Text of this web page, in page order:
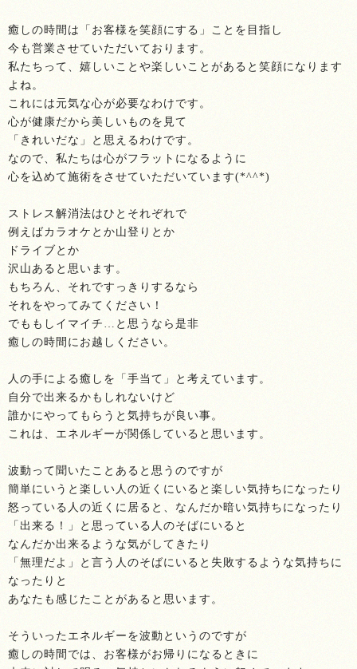
癒しの時間は「お客様を笑顔にする」ことを目指し
今も営業させていただいております。
私たちって、嬉しいことや楽しいことがあると笑顔になります
よね。
これには元気な心が必要なわけです。
心が健康だから美しいものを見て
「きれいだな」と思えるわけです。
なので、私たちは心がフラットになるように
心を込めて施術をさせていただいています(*^^*)
ストレス解消法はひとそれぞれで
例えばカラオケとか山登りとか
ドライブとか
沢山あると思います。
もちろん、それですっきりするなら
それをやってみてください！
でももしイマイチ…と思うなら是非
癒しの時間にお越しください。
人の手による癒しを「手当て」と考えています。
自分で出来るかもしれないけど
誰かにやってもらうと気持ちが良い事。
これは、エネルギーが関係していると思います。
波動って聞いたことあると思うのですが
簡単にいうと楽しい人の近くにいると楽しい気持ちになったり
怒っている人の近くに居ると、なんだか暗い気持ちになったり
「出来る！」と思っている人のそばにいると
なんだか出来るような気がしてきたり
「無理だよ」と言う人のそばにいると失敗するような気持ちに
なったりと
あなたも感じたことがあると思います。
そういったエネルギーを波動というのですが
癒しの時間では、お客様がお帰りになるときに